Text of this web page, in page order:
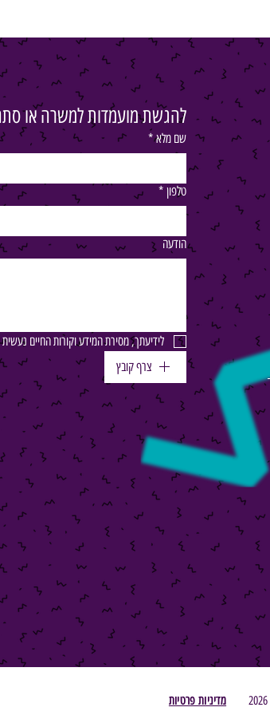
להגשת מועמדות למשרה או
שם מלא *
טלפון *
הודעה
לידיעתך, מסירת המידע וקורות החיים
צרף קובץ
מדיניות פרטיות